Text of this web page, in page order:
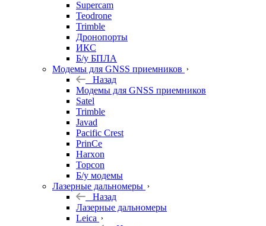
Supercam
Teodrone
Trimble
Дронопорты
ИКС
Б/у БПЛА
Модемы для GNSS приемников
Назад
Модемы для GNSS приемников
Satel
Trimble
Javad
Pacific Crest
PrinCe
Harxon
Topcon
Б/у модемы
Лазерные дальномеры
Назад
Лазерные дальномеры
Leica